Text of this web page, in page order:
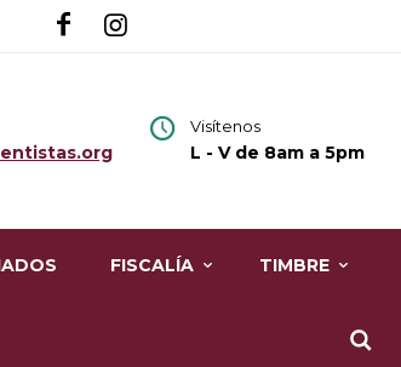
Visítenos
L - V de 8am a 5pm
FISCALÍA TIMBRE